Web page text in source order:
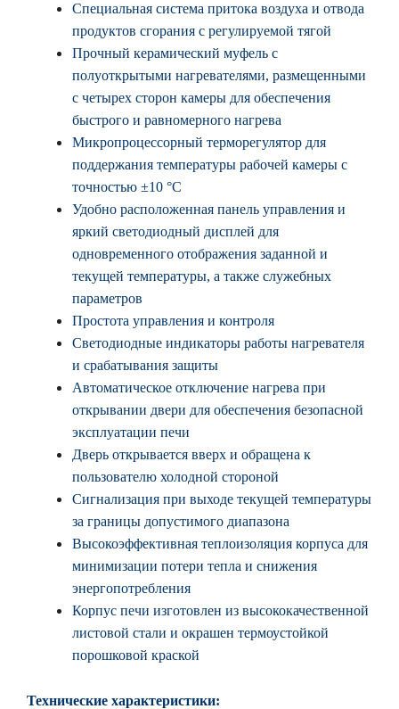
Специальная система притока воздуха и отвода
продуктов сгорания с регулируемой тягой
Прочный керамический муфель с
полуоткрытыми нагревателями, размещенными
с четырех сторон камеры для обеспечения
быстрого и равномерного нагрева
Микропроцессорный терморегулятор для
поддержания температуры рабочей камеры с
точностью ±10 °С
Удобно расположенная панель управления и
яркий светодиодный дисплей для
одновременного отображения заданной и
текущей температуры, а также служебных
параметров
Простота управления и контроля
Светодиодные индикаторы работы нагревателя
и срабатывания защиты
Автоматическое отключение нагрева при
открывании двери для обеспечения безопасной
эксплуатации печи
Дверь открывается вверх и обращена к
пользователю холодной стороной
Сигнализация при выходе текущей температуры
за границы допустимого диапазона
Высокоэффективная теплоизоляция корпуса для
минимизации потери тепла и снижения
энергопотребления
Корпус печи изготовлен из высококачественной
листовой стали и окрашен термоустойкой
порошковой краской
Технические характеристики: